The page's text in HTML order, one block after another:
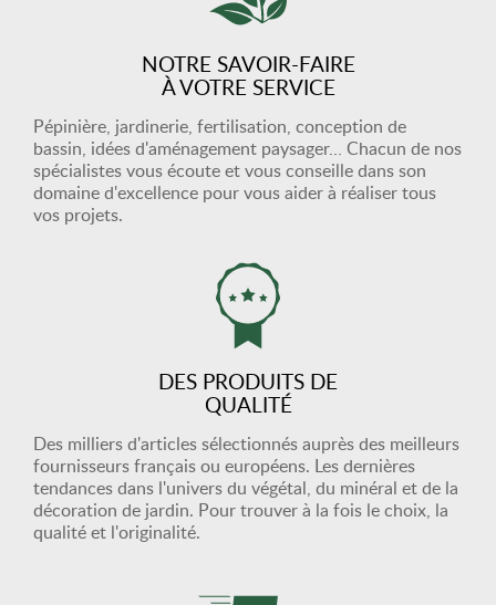
NOTRE SAVOIR-FAIRE
À VOTRE SERVICE
Pépinière, jardinerie, fertilisation, conception de
bassin, idées d'aménagement paysager… Chacun de nos
spécialistes vous écoute et vous conseille dans son
domaine d'excellence pour vous aider à réaliser tous
vos projets.
DES PRODUITS DE
QUALITÉ
Des milliers d'articles sélectionnés auprès des meilleurs
fournisseurs français ou européens. Les dernières
tendances dans l'univers du végétal, du minéral et de la
décoration de jardin. Pour trouver à la fois le choix, la
qualité et l'originalité.